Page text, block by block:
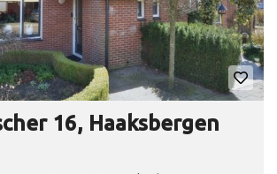
16, Haaksbergen